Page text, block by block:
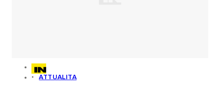
ATTUALITA